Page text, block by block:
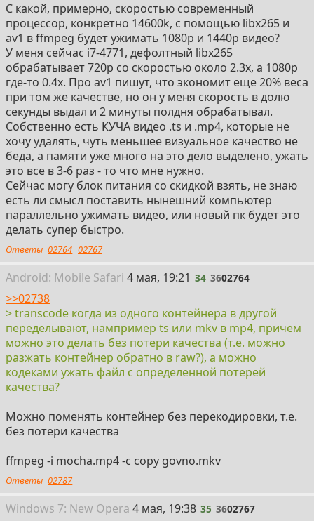
С какой, примерно, скоростью современный
процессор, конкретно 14600k, с помощью libx265 и
av1 в ffmpeg будет ужимать 1080p и 1440p видео?
У меня сейчас i7-4771, дефолтный libx265
обрабатывает 720p со скоростью около 2.3х, а 1080p
где-то 0.4х. Про av1 пишут, что экономит еще 20% веса
при том же качестве, но он у меня скорость в долю
секунды выдал и 2 минуты полдня обрабатывал.
Собственно есть КУЧА видео .ts и .mp4, которые не
хочу удалять, чуть меньшее визуальное качество не
беда, а памяти уже много на это дело выделено, ужать
это все в 3-6 раз - то что мне нужно.
Сейчас могу блок питания со скидкой взять, не знаю
есть ли смысл поставить нынешний компьютер
параллельно ужимать видео, или новый пк будет это
делать супер быстро.
Ответы 02764 02767
Android: Mobile Safari 34
4 мая, 19:21 34 3602764
>>02738
> transcode когда из одного контейнера в другой
переделывают, нампример ts или mkv в mp4, причем
можно это делать без потери качества (т.е. можно
разжать контейнер обратно в raw?), а можно
кодеками ужать файл с определенной потерей
качества?
Можно поменять контейнер без перекодировки, т.е.
без потери качества
ffmpeg -i mocha.mp4 -c copy govno.mkv
Ответы 02787
Windows 7: New Opera 35
4 мая, 19:38 35 3602767